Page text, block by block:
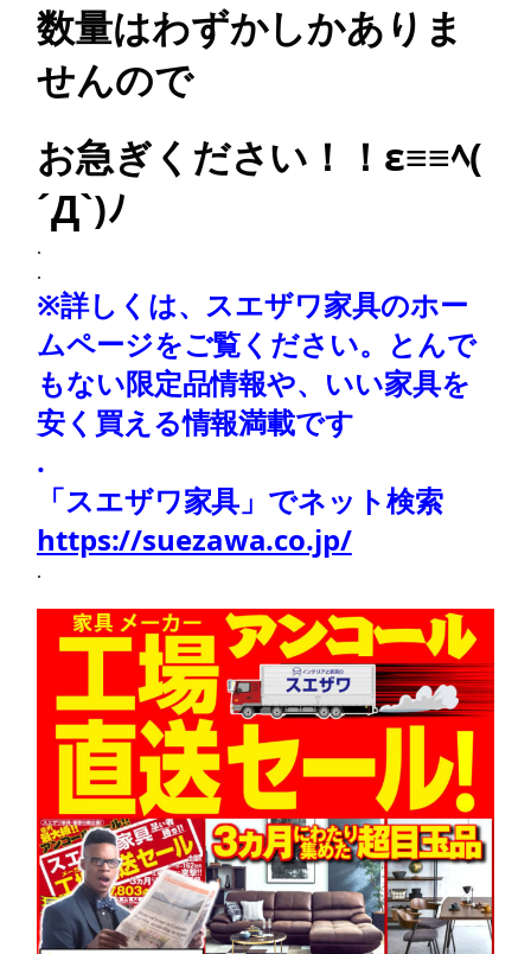
数量はわずかしかありま
せんので
お急ぎください！！ε≡≡ﾍ(
´Д`)ﾉ
.
.
※詳しくは、スエザワ家具のホー
ムページをご覧ください。とんで
もない限定品情報や、いい家具を
安く買える情報満載です
.
「スエザワ家具」でネット検索
https://suezawa.co.jp/
.